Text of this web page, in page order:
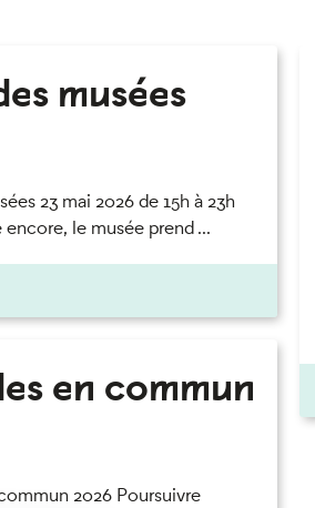
musées
23 mai 2026 de 15h à 23h
le musée prend ...
en commun
2026 Poursuivre